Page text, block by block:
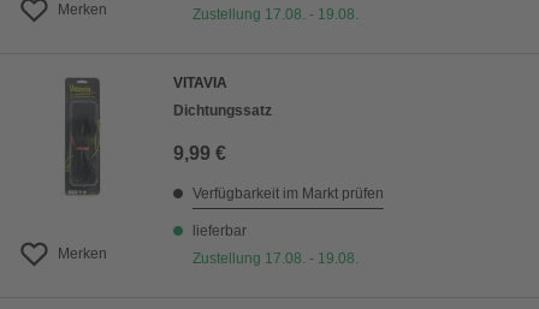
Merken
Zustellung 17.08. - 19.08.
Merken
VITAVIA
Dichtungssatz
9,99 €
Verfügbarkeit im Markt prüfen
lieferbar
Zustellung 17.08. - 19.08.